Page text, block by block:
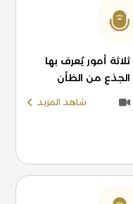
ثلاثة أمور يُعرف بها
الجذع من الظأن
شاهد المزيد